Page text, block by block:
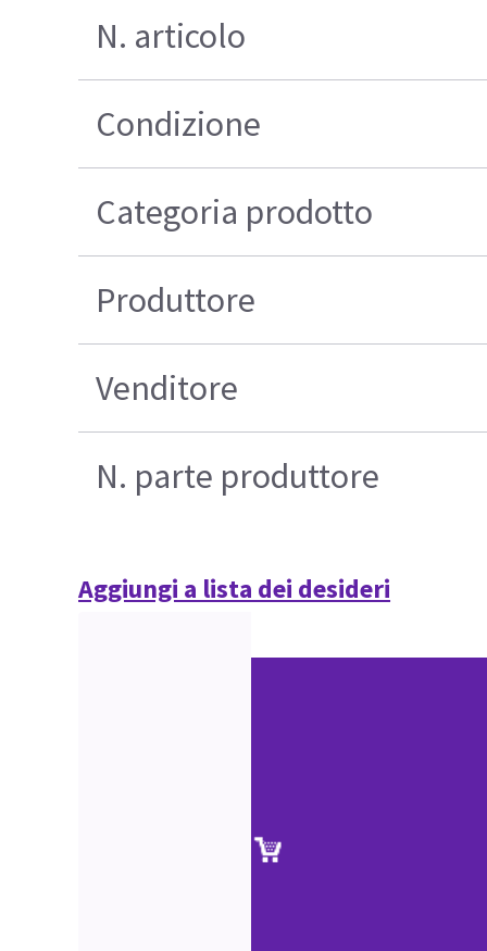
N. articolo
Condizione
Categoria prodotto
Produttore
Venditore
N. parte produttore
Aggiungi a lista dei desideri